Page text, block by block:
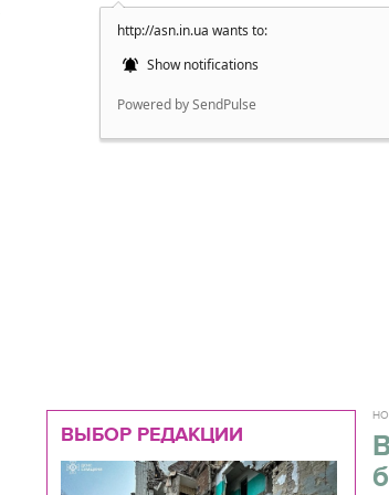
http://asn.in.ua wants to:
Show notifications
Powered by SendPulse
ВЫБОР РЕДАКЦИИ